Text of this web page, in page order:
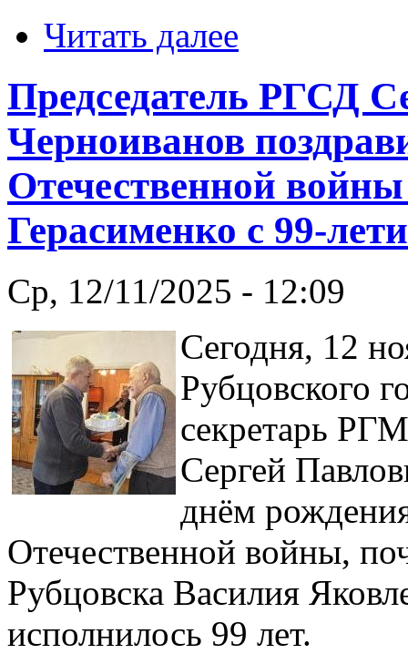
Читать далее
Председатель РГСД
Черноиванов
Отечественной
Герасименко с 99-
Ср, 12/11/2025 - 12:09
Сегодня, 12
Рубцовского
секретарь
Сергей
днём
Отечественной войны,
Рубцовска Василия
исполнилось 99 лет.